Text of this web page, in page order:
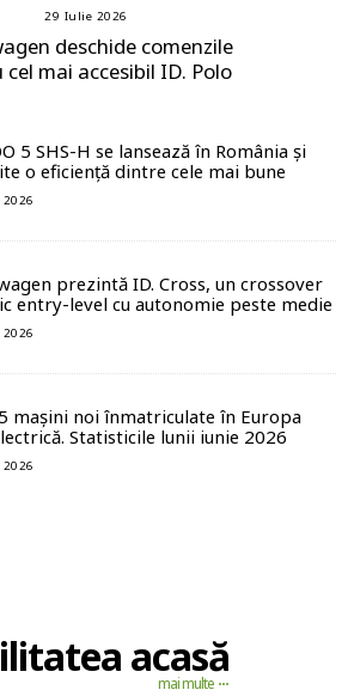
29 Iulie 2026
deschide comenzile
mai accesibil ID. Polo
5 SHS-H se lansează în România și
o eficiență dintre cele mai bune
prezintă ID. Cross, un crossover
entry-level cu autonomie peste medie
mașini noi înmatriculate în Europa
Statisticile lunii iunie 2026
acasă
mai multe